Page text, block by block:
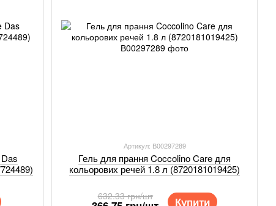
Артикул: В00297289
Гель для прання Coccolino Care для
кольорових речей 1.8 л (8720181019425)
632.33 грн/шт Купити